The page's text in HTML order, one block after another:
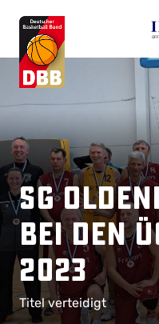
SG
bei den
2023
Titel verteidigt